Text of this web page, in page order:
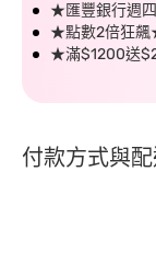
★匯豐銀行週
★點數2倍狂
★滿$1200送
付款方式與